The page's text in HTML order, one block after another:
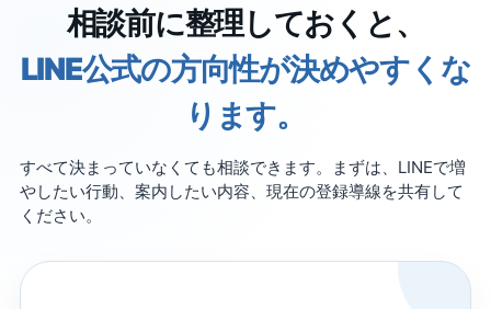
相談前に整理しておくと、
LINE公式の方向性が決めやすくな
ります。
すべて決まっていなくても相談できます。まずは、LINEで増
やしたい行動、案内したい内容、現在の登録導線を共有して
ください。